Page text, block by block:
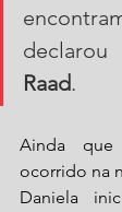
declarou
Raad.
Ainda
ocorrido na
Daniela